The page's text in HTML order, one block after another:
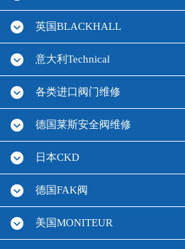
英国BLACKHALL
意大利Technical
各类进口阀门维修
德国莱斯安全阀维修
日本CKD
德国FAK阀
美国MONITEUR